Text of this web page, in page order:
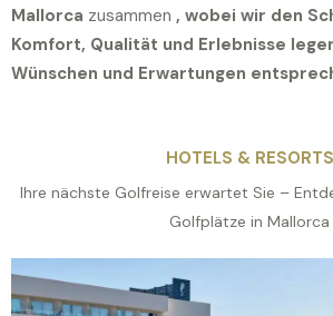
Mallorca zusammen , wobei wir den
Komfort, Qualität und Erlebnisse
Wünschen und Erwartungen
HOTELS & RESORTS
Ihre nächste Golfreise erwartet Sie –
Golfplätze in Mallorca